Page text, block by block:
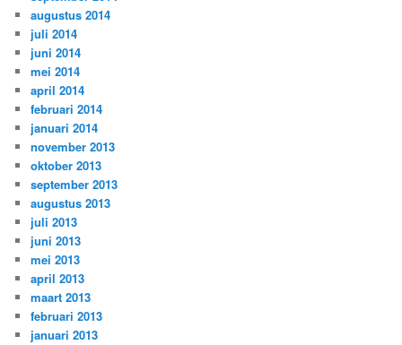
augustus 2014
juli 2014
juni 2014
mei 2014
april 2014
februari 2014
januari 2014
november 2013
oktober 2013
september 2013
augustus 2013
juli 2013
juni 2013
mei 2013
april 2013
maart 2013
februari 2013
januari 2013